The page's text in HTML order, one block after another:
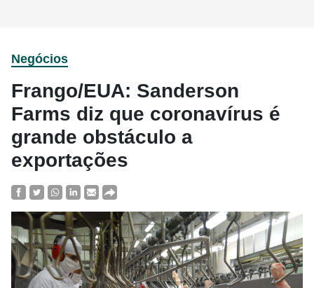
Negócios
Frango/EUA: Sanderson
Farms diz que coronavírus é
grande obstáculo a
exportações